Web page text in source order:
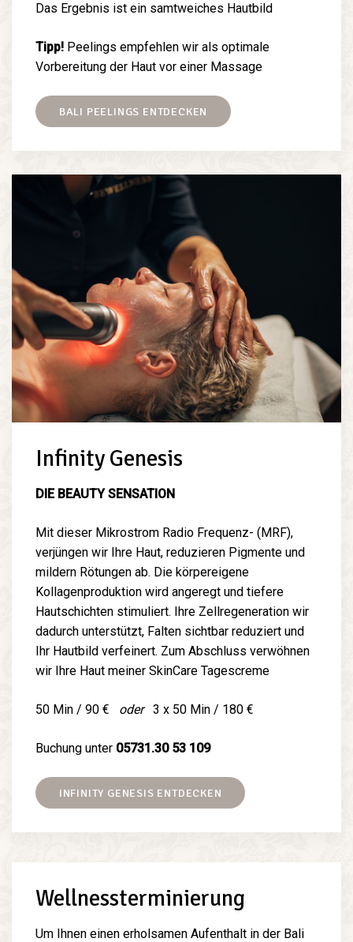
Das Ergebnis ist ein samtweiches Hautbild
Tipp! Peelings empfehlen wir als optimale
Vorbereitung der Haut vor einer Massage
BALI PEELINGS ENTDECKEN
Infinity Genesis
DIE BEAUTY SENSATION
Mit dieser Mikrostrom Radio Frequenz- (MRF),
verjüngen wir Ihre Haut, reduzieren Pigmente und
mildern Rötungen ab. Die körpereigene
Kollagenproduktion wird angeregt und tiefere
Hautschichten stimuliert. Ihre Zellregeneration wir
dadurch unterstützt, Falten sichtbar reduziert und
Ihr Hautbild verfeinert. Zum Abschluss verwöhnen
wir Ihre Haut meiner SkinCare Tagescreme
50 Min / 90 € oder 3 x 50 Min / 180 €
Buchung unter 05731.30 53 109
INFINITY GENESIS ENTDECKEN
Wellnessterminierung
Um Ihnen einen erholsamen Aufenthalt in der Bali